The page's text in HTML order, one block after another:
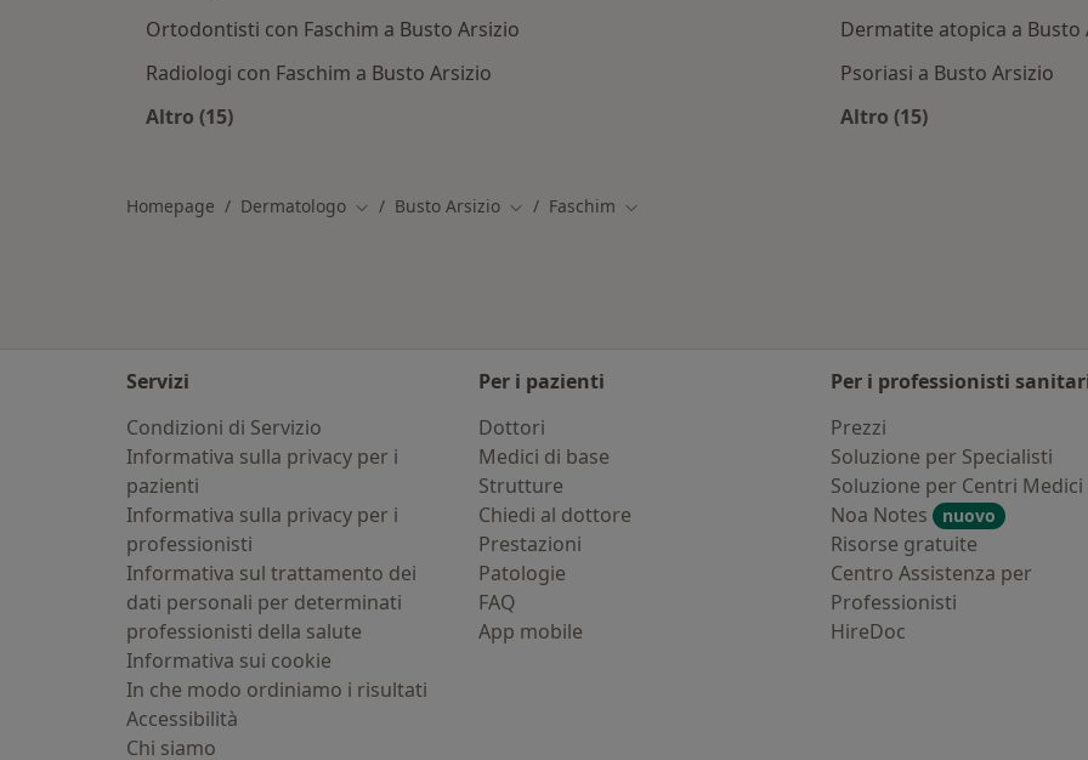
Ortodontisti con Faschim a Busto Arsizio
Radiologi con Faschim a Busto Arsizio
Altro (15)
Dermatite atopica a Busto
Psoriasi a Busto Arsizio
Altro (15)
Homepage Dermatologo Cambia città
Busto Arsizio Cambia città
Faschim Cambia città
Servizi
Condizioni di Servizio
Informativa sulla privacy per i
pazienti
Informativa sulla privacy per i
professionisti
Informativa sul trattamento dei
dati personali per determinati
professionisti della salute
Informativa sui cookie
In che modo ordiniamo i risultati
Accessibilità
Chi siamo
Per i pazienti
Dottori
Medici di base
Strutture
Chiedi al dottore
Prestazioni
Patologie
FAQ
App mobile
Per i professionisti
Prezzi
Soluzione per Specialisti
Soluzione per Centri Medici
Noa Notes
nuovo
Risorse gratuite
Centro Assistenza per
Professionisti
HireDoc